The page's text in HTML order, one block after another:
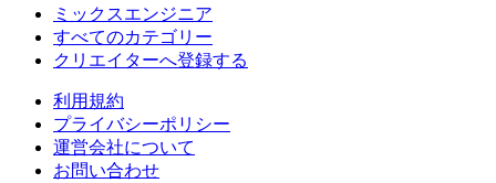
ミックスエンジニア
すべてのカテゴリー
クリエイターへ登録する
利用規約
プライバシーポリシー
運営会社について
お問い合わせ